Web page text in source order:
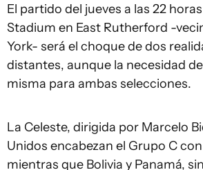
El partido del jueves a las 22
Stadium en East Rutherford -
York- será el choque de dos
distantes, aunque la necesidad
misma para ambas selecciones.
La Celeste, dirigida por Marcelo
Unidos encabezan el Grupo C
mientras que Bolivia y Panamá,